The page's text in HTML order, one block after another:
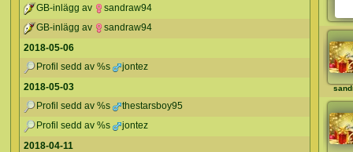
GB-inlägg av
sandraw94
GB-inlägg av
sandraw94
2018-05-06
Profil sedd av %s
jontez
2018-05-03
Profil sedd av %s
thestarsboy95
Profil sedd av %s
jontez
2018-04-11